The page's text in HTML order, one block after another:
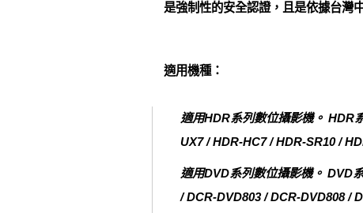
是強制性的安全認證，且是依據台灣
適用機種：
適用HDR系列數位攝影機。 HDR
UX7 / HDR-HC7 / HDR-SR10 /
適用DVD系列數位攝影機。 DVD
/ DCR-DVD803 / DCR-DVD808 /